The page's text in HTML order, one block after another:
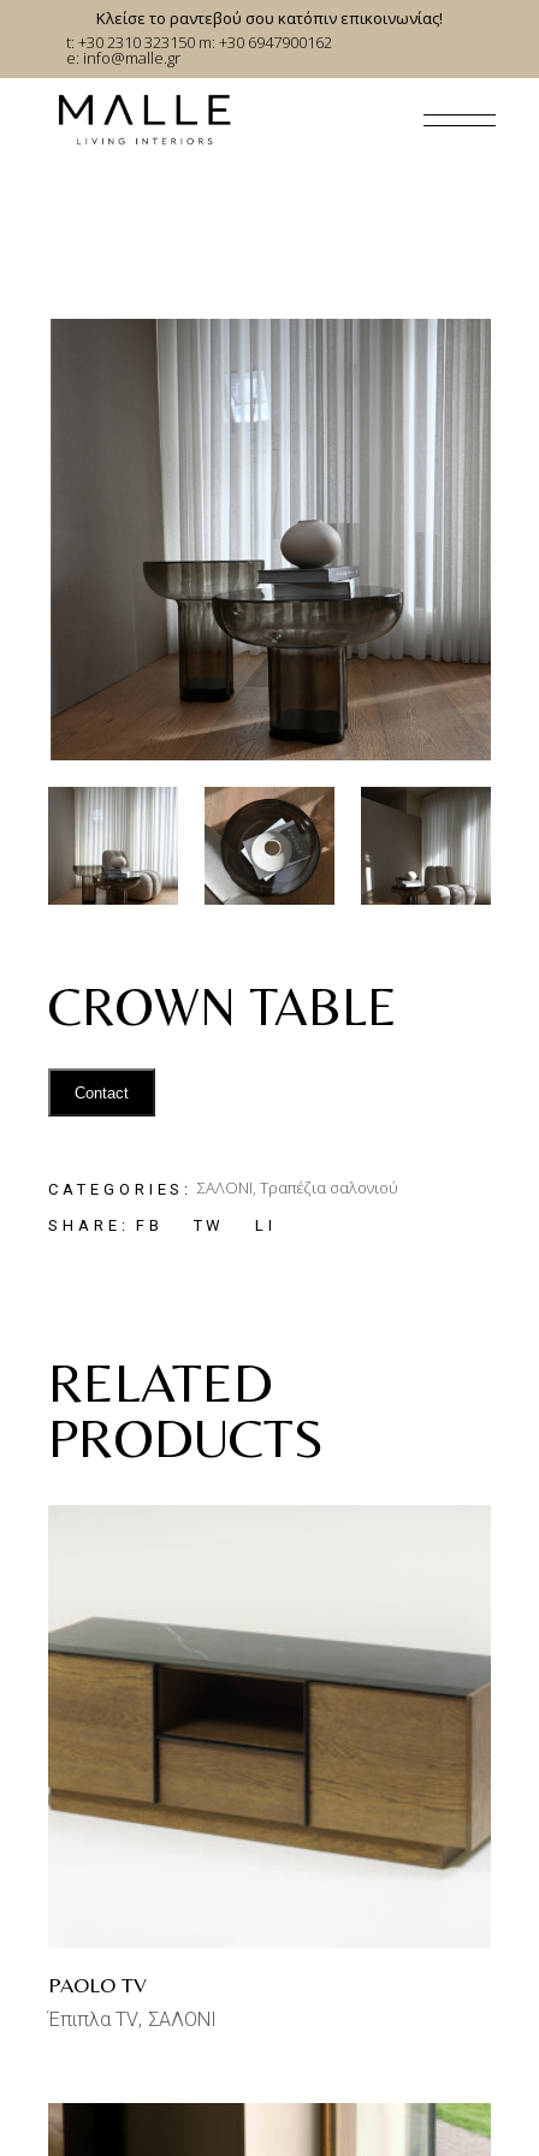
t: +30 2310 323150 m: +30 6947900162
e: info@malle.gr
Κλείσε το ραντεβού σου κατόπιν επικοινωνίας!
CROWN TABLE
Contact
CATEGORIES: ΣΑΛΟΝΙ,Τραπέζια σαλονιού
SHARE: FB TW LI
RELATED
PRODUCTS
PAOLO TV
Έπιπλα TV ΣΑΛΟΝΙ